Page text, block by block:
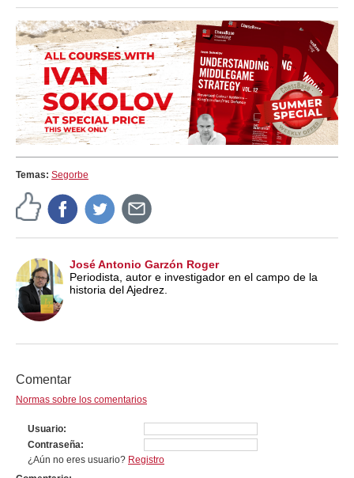
Temas: Segorbe
José Antonio Garzón Roger
Periodista, autor e investigador en el campo de la
historia del Ajedrez.
Comentar
Normas sobre los comentarios
Usuario
Contraseña
¿Aún no eres usuario? Registro